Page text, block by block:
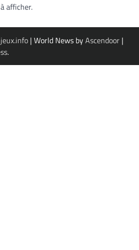
afficher.
| World News byAscendoor |
.